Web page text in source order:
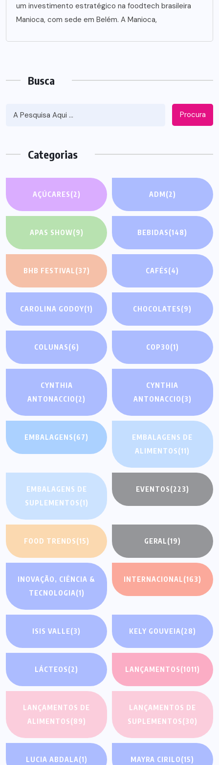
um investimento estratégico na foodtech brasileira
Manioca, com sede em Belém. A Manioca,
Busca
Procura
Categorias
AÇÚCARES(2) ADM(2)
APAS SHOW(9) BEBIDAS(148)
BHB FESTIVAL(37) CAFÉS(4)
CAROLINA GODOY(1) CHOCOLATES(9)
COLUNAS(6) COP30(1)
CYNTHIA
ANTONACCIO(2)
CYNTHIA
ANTONACCIO(3)
EMBALAGENS(67)
EMBALAGENS DE
ALIMENTOS(11)
EMBALAGENS DE
SUPLEMENTOS(1)
EVENTOS(223)
FOOD TRENDS(15) GERAL(19)
INOVAÇÃO, CIÊNCIA &
TECNOLOGIA(1)
INTERNACIONAL(163)
ISIS VALLE(3) KELY GOUVEIA(28)
LÁCTEOS(2) LANÇAMENTOS(1011)
LANÇAMENTOS DE
ALIMENTOS(89)
LANÇAMENTOS DE
SUPLEMENTOS(30)
LUCIA ABDALA(1) MAYRA CIRILO(15)